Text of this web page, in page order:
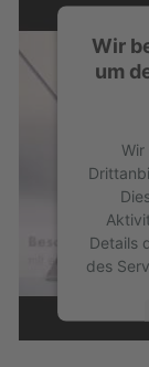
Wir
um
Wir
Details
des